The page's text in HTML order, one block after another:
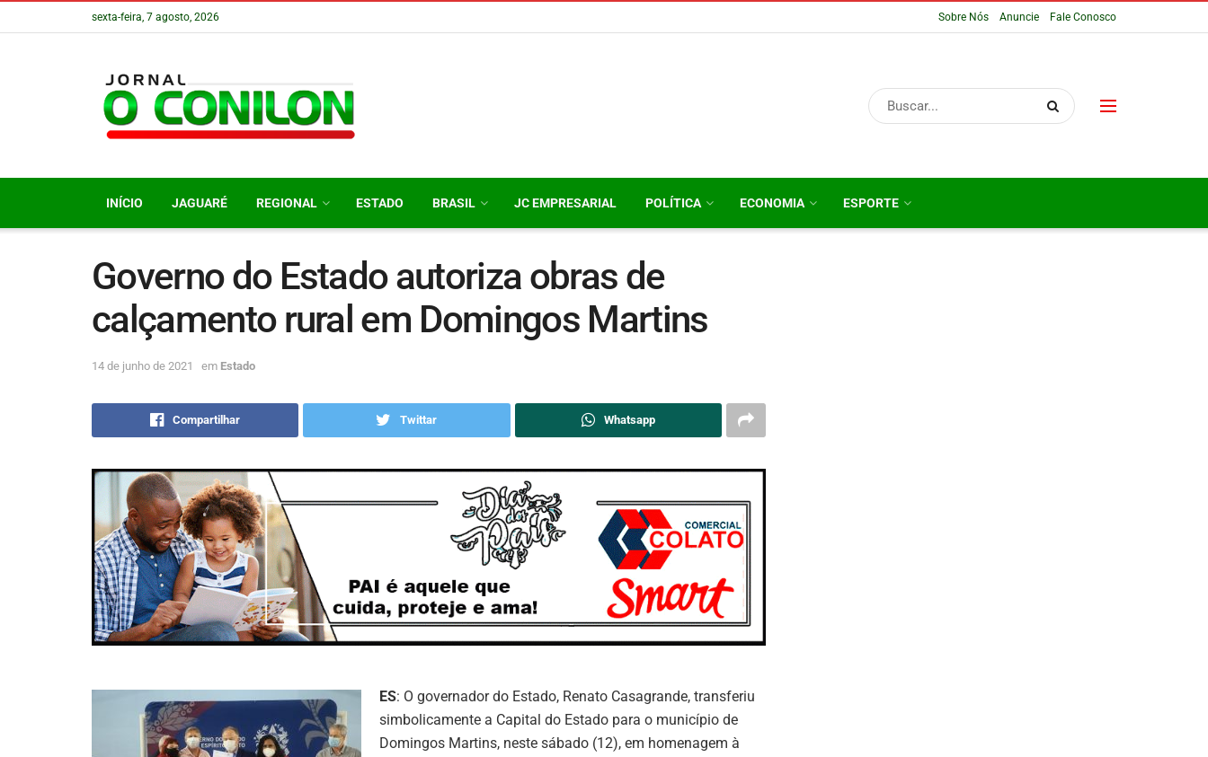
sexta-feira, 7 agosto, 2026 Sobre Nós Anuncie Fale Conosco
INÍCIO JAGUARÉ REGIONAL ESTADO BRASIL JC EMPRESARIAL POLÍTICA ECONOMIA ESPORTE
Governo do Estado autoriza obras de
calçamento rural em Domingos Martins
14 de junho de 2021 em Estado
Compartilhar Twittar Whatsapp
ES: O governador do Estado, Renato Casagrande, transferiu
simbolicamente a Capital do Estado para o município de
Domingos Martins, neste sábado (12), em homenagem à